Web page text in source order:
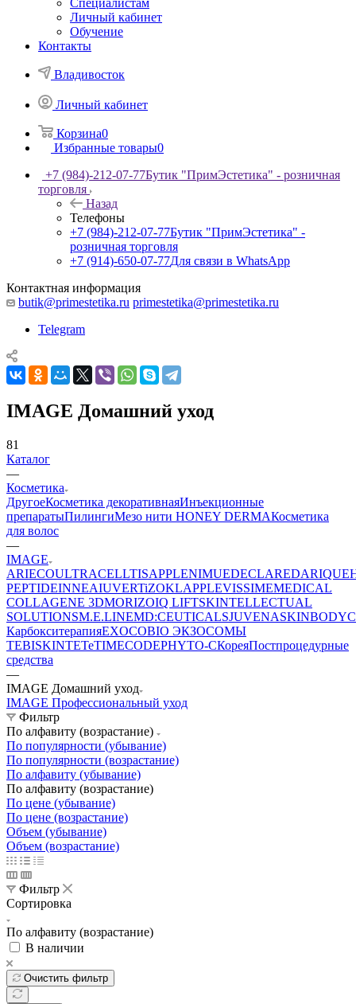
Специалистам
Личный кабинет
Обучение
Контакты
Владивосток
Личный кабинет
Корзина0
Избранные товары0
+7 (984)-212-07-77Бутик "ПримЭстетика" - розничная
торговля
Назад
Телефоны
+7 (984)-212-07-77Бутик "ПримЭстетика" -
розничная торговля
+7 (914)-650-07-77Для связи в WhatsApp
Контактная информация
butik@primestetika.ru primestetika@primestetika.ru
Telegram
IMAGE Домашний уход
81
Каталог
—
Косметика
ДругоеКосметика декоративнаяИнъекционные
препаратыПилингиМезо нити HONEY DERMAКосметика
для волос
—
IMAGE
ARIECOULTRACELLTISAPPLENIMUEDECLAREDARIQUE
PEPTIDEINNEAIUVERTiZOKLAPPLEVISSIMEMEDICAL
COLLAGENE 3DMORIZOIQ LIFTSKINTELLECTUAL
SOLUTIONSM.E.LINEMD:CEUTICALSJUVENASKINBODY
КарбокситерапияEXOCOBIO ЭКЗОСОМЫ
TEBISKINTETeTIMECODEPHYTO-CКореяПостпроцедурные
средства
—
IMAGE Домашний уход
IMAGE Профессиональный уход
Фильтр
По алфавиту (возрастание)
По популярности (убывание)
По популярности (возрастание)
По алфавиту (убывание)
По алфавиту (возрастание)
По цене (убывание)
По цене (возрастание)
Объем (убывание)
Объем (возрастание)
Фильтр
Сортировка
По алфавиту (возрастание)
В наличии
Очистить фильтр